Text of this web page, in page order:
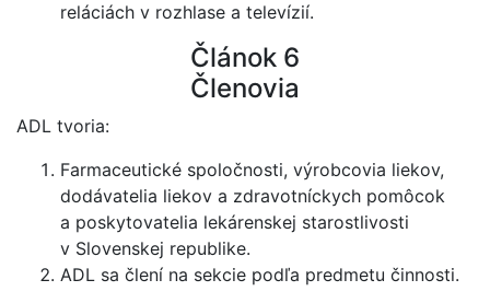
reláciách v rozhlase a televízií.
Článok 6
Členovia
ADL tvoria:
Farmaceutické spoločnosti, výrobcovia liekov,
dodávatelia liekov a zdravotníckych pomôcok
a poskytovatelia lekárenskej starostlivosti
v Slovenskej republike.
ADL sa člení na sekcie podľa predmetu činnosti.